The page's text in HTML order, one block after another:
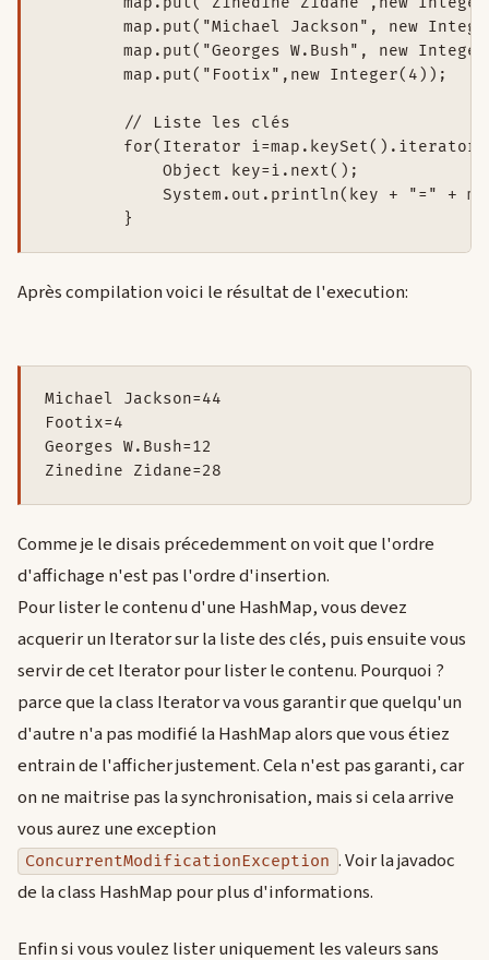
map.put("Michael Jackson", new
map.put("Georges W.Bush", new
        map.put("Footix",new Integer(4));
        // Liste les clés
for(Iterator
            Object key=i.next();
System.out.println(key + "=" +
Après compilation voici le résultat de l'execution:
Michael Jackson=44
Footix=4
Georges W.Bush=12
Comme je le disais précedemment on voit que l'ordre
d'affichage n'est pas l'ordre d'insertion.
Pour lister le contenu d'une HashMap, vous devez
acquerir un Iterator sur la liste des clés, puis ensuite vous
servir de cet Iterator pour lister le contenu. Pourquoi ?
parce que la class Iterator va vous garantir que quelqu'un
d'autre n'a pas modifié la HashMap alors que vous étiez
entrain de l'afficher justement. Cela n'est pas garanti, car
on ne maitrise pas la synchronisation, mais si cela arrive
vous aurez une exception
ConcurrentModificationException . Voir la javadoc
de la class HashMap pour plus d'informations.
Enfin si vous voulez lister uniquement les valeurs sans